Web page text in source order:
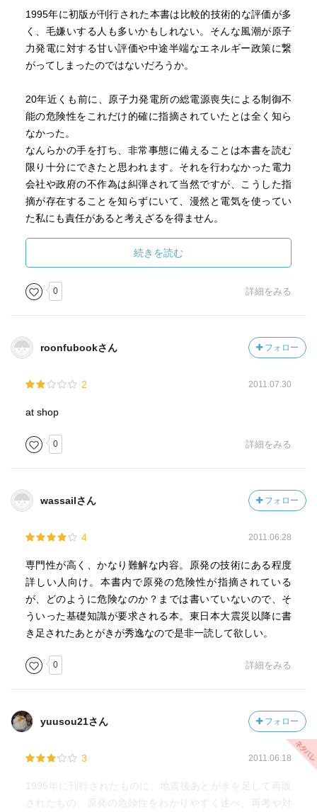
1995年に初版が刊行された本書は比較的技術的な評価が多
く、毛嫌いする人も多いかもしれない。そんな風潮が原子
力発電に対する甘い評価や中途半端なエネルギー政策に繋
がってしまったのではないだろうか。
20年近くも前に、原子力発電所の総電源喪失による制御不
能の危険性をこれだけ的確に指摘されていたとは全く知ら
なかった。
なんらかの手を打ち、非常事態に備えることは本書を読む
限り十分にできたと思われます。それを行わなかった電力
会社や政府の不作為は糾弾されて当然ですが、こうした指
摘が存在することを知らずにいて、漫然と電気を使ってい
た私にも責任があると考えざるを得ません。
本書は原発推進派、反原発推進派などというくくりではな
く、歴史と事実を記載してあります。その評価やこれを読
んで次にどんな行動を起こすべきなのかは読者次第なので
す。
続きを読む
0 詳細をみる
roonfubookさん フォロー
2 2011.07.30
at shop
0 詳細をみる
wassailさん フォロー
4 2011.06.28
専門性が高く、かなり難解な内容。原発の技術にある程度
詳しい人向け。本書内で原発の危険性が指摘されている
が、どのように危険なのか？までは書いていないので、そ
ういった基礎知識が要求される本。東日本大震災以降に書
き足されたあとがきが秀逸なので是非一読して欲しい。
0 詳細をみる
yuusou21さん フォロー
3 2011.06.18
1995年に刊行されたものに、地震後あとがきを足して再販
されたもの。原発の危険性をわかりやすく述べ、再考や対